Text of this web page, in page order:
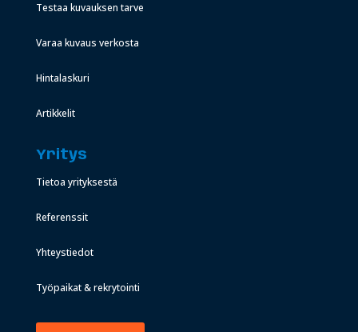
Testaa kuvauksen tarve
Varaa kuvaus verkosta
Hintalaskuri
Artikkelit
Yritys
Tietoa yrityksestä
Referenssit
Yhteystiedot
Työpaikat & rekrytointi